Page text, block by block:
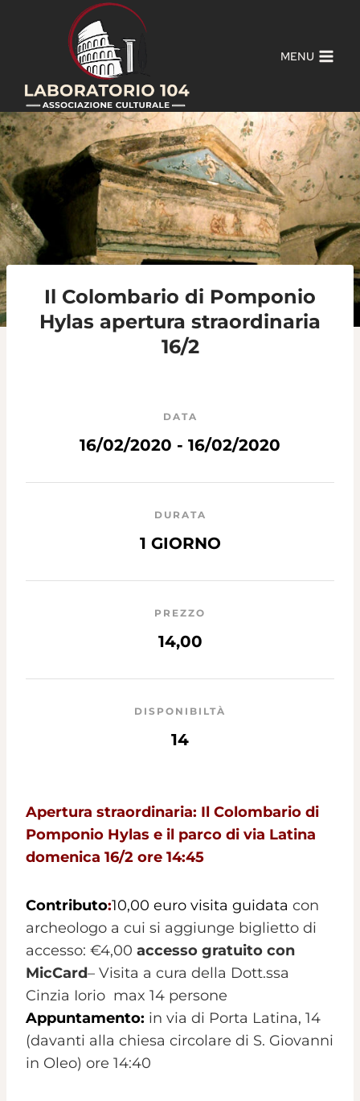
contenuto
MENU
Il Colombario di Pomponio
Hylas apertura straordinaria
16/2
DATA
16/02/2020 - 16/02/2020
DURATA
1 GIORNO
PREZZO
14,00
DISPONIBILTÀ
14
Apertura straordinaria: Il Colombario di
Pomponio Hylas e il parco di via Latina
domenica 16/2 ore 14:45
Contributo:10,00 euro visita guidata con
archeologo a cui si aggiunge biglietto di
accesso: €4,00 accesso gratuito con
MicCard– Visita a cura della Dott.ssa
Cinzia Iorio max 14 persone
Appuntamento: in via di Porta Latina, 14
(davanti alla chiesa circolare di S. Giovanni
in Oleo) ore 14:40